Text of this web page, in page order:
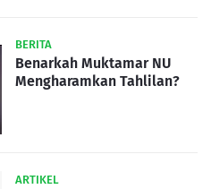
BERITA
Benarkah Muktamar NU
Mengharamkan Tahlilan?
ARTIKEL